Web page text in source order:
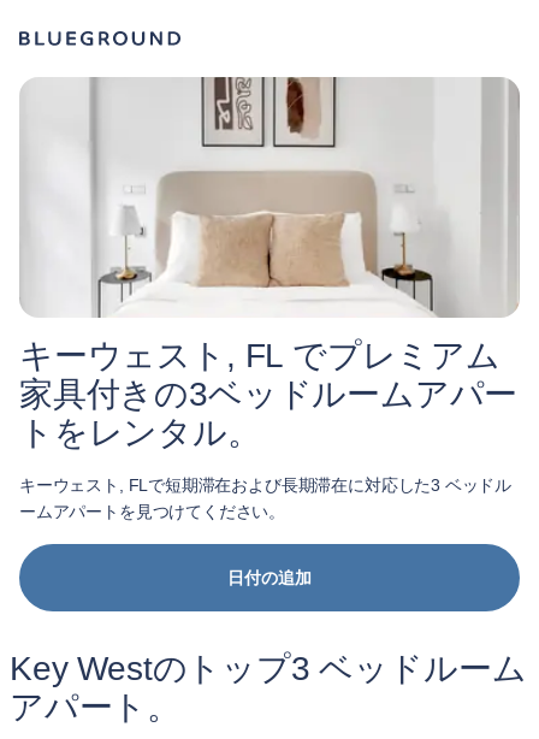
キーウェスト, FL でプレミアム
家具付きの3ベッドルームアパー
トをレンタル。
キーウェスト, FLで短期滞在および長期滞在に対応した3 ベッドル
ームアパートを見つけてください。
日付の追加
Key Westのトップ3 ベッドルーム
アパート。